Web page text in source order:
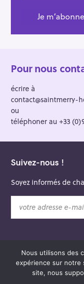
Pour nous
écrire à
contact@saintmerry-
ou
téléphoner au +33
Suivez-nous !
Soyez informés de
t
© 2026
Nous utilisons des
expérience sur notre
site, nous